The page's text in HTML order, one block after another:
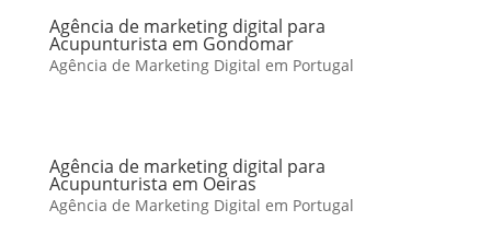
Agência de marketing digital para
Acupunturista em Gondomar
Agência de Marketing Digital em Portugal
Agência de marketing digital para
Acupunturista em Oeiras
Agência de Marketing Digital em Portugal